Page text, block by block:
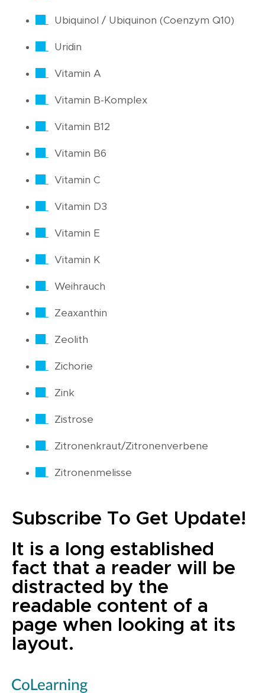
Ubiquinol / Ubiquinon (Coenzym Q10)
Uridin
Vitamin A
Vitamin B-Komplex
Vitamin B12
Vitamin B6
Vitamin C
Vitamin D3
Vitamin E
Vitamin K
Weihrauch
Zeaxanthin
Zeolith
Zichorie
Zink
Zistrose
Zitronenkraut/Zitronenverbene
Zitronenmelisse
Subscribe To Get Update!
It is a long established
fact that a reader will be
distracted by the
readable content of a
page when looking at its
layout.